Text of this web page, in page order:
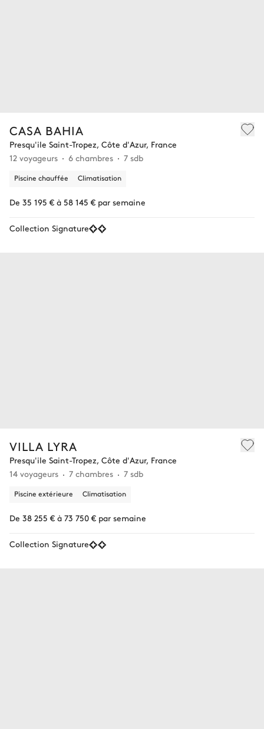
CASA BAHIA
Presqu'ile Saint-Tropez, Côte d'Azur, France
12 voyageurs
6 chambres 7 sdb
Piscine chauffée Climatisation
De 35 195 € à 58 145 € par semaine
Collection Signature
VILLA LYRA
Presqu'ile Saint-Tropez, Côte d'Azur, France
14 voyageurs
7 chambres 7 sdb
Piscine extérieure Climatisation
De 38 255 € à 73 750 € par semaine
Collection Signature